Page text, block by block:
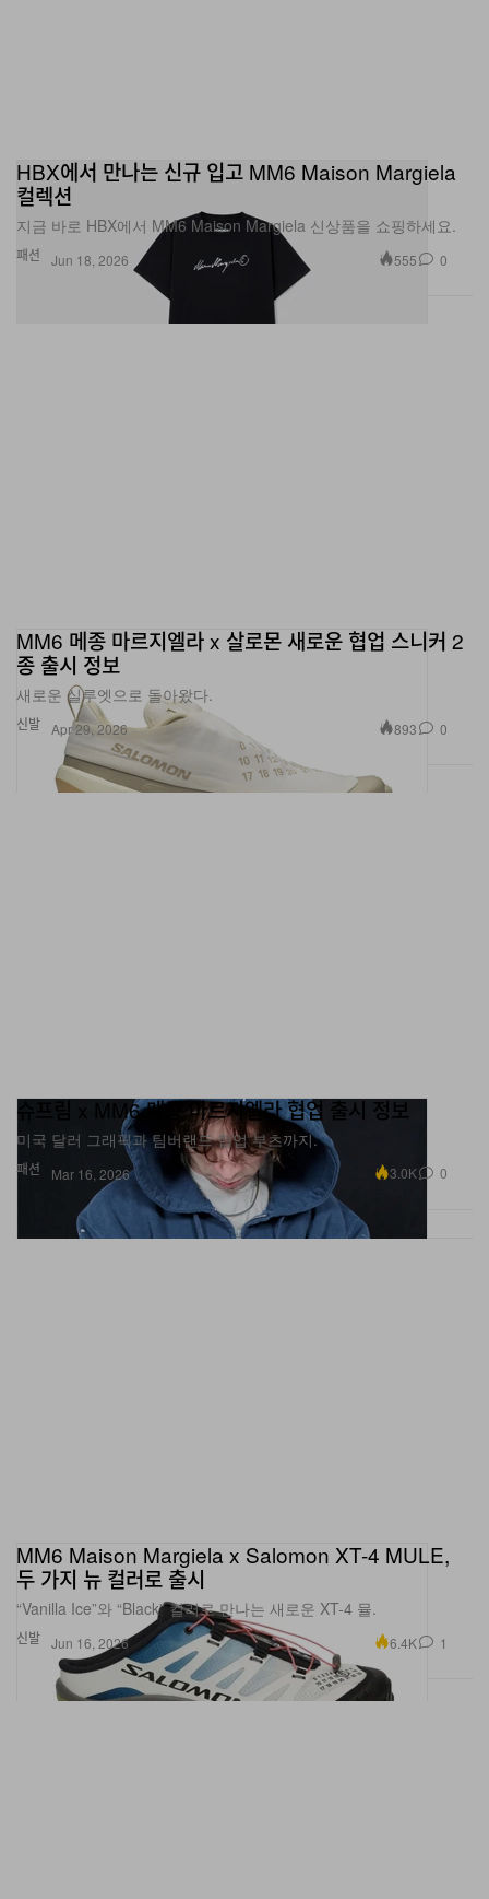
패션
HBX에서 만나는 신규 입고 MM6 Maison Margiela
컬렉션
지금 바로 HBX에서 MM6 Maison Margiela 신상품을 쇼핑하세요.
Jun 18, 2026 555 0
신발
MM6 메종 마르지엘라 x 살로몬 새로운 협업 스니커 2
종 출시 정보
새로운 실루엣으로 돌아왔다.
Apr 29, 2026 893 0
패션
슈프림 x MM6 메종 마르지엘라 협업 출시 정보
미국 달러 그래픽과 팀버랜드 협업 부츠까지.
Mar 16, 2026 3.0K 0
신발
MM6 Maison Margiela x Salomon XT-4 MULE,
두 가지 뉴 컬러로 출시
“Vanilla Ice”와 “Black” 컬러로 만나는 새로운 XT-4 뮬.
Jun 16, 2026 6.4K 1